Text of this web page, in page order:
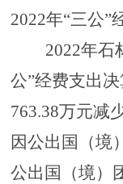
2022年“三公”
2022年石
公”经费支出
763.38万元减
因公出国（境
公出国（境）